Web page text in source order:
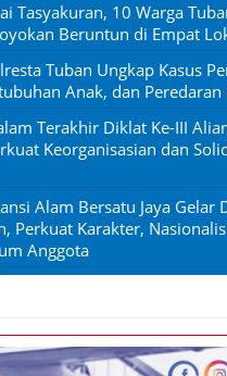
Tasyakuran, 10 Warga
Beruntun di Empat
Tuban Ungkap Kasus
Anak, dan
Terakhir Diklat Ke-III
Keorganisasian dan
Alam Bersatu Jaya Gelar
Perkuat Karakter,
Anggota